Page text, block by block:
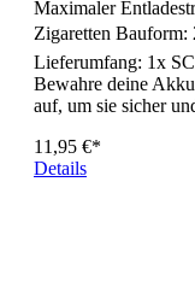
Maximaler
Zigaretten
Lieferumfang: 1x
Bewahre deine
auf, um sie sicher
11,95 €*
Details